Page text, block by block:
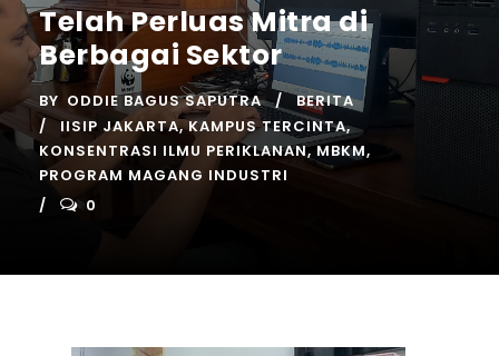
Telah Perluas Mitra di
Berbagai Sektor
BY ODDIE BAGUS SAPUTRA
BERITA
IISIP JAKARTA, KAMPUS TERCINTA,
KONSENTRASI ILMU PERIKLANAN, MBKM,
PROGRAM MAGANG INDUSTRI
0